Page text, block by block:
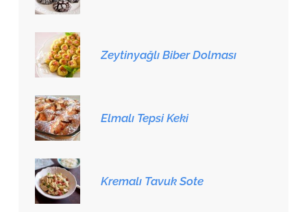
Zeytinyağlı Biber Dolması
Elmalı Tepsi Keki
Kremalı Tavuk Sote